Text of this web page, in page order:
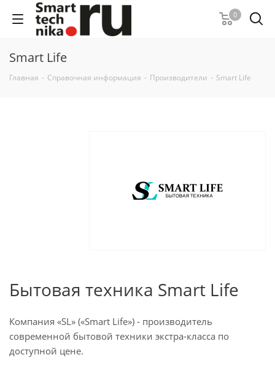
0
Smart Life
Главная - Справочная информация - Производители - Smart Life
Бытовая техника Smart Life
Компания «SL» («Smart Life») - производитель
современной бытовой техники экстра-класса по
доступной цене.